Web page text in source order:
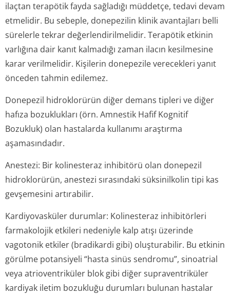
ilaçtan terapötik fayda sağladığı müddetçe, tedavi devam
etmelidir. Bu sebeple, donepezilin klinik avantajları belli
sürelerle tekrar değerlendiril­melidir. Terapötik etkinin
varlığına dair kanıt kalmadığı zaman ilacın kesilmesine
karar verilmelidir. Kişilerin donepezile verecekleri yanıt
önceden tahmin edilemez.
Donepezil hidroklorürün diğer demans tipleri ve diğer
hafıza bozuklukları (örn. Amnestik Hafif Kognitif
Bozukluk) olan hastalarda kullanımı araştırma
aşamasındadır.
Anestezi: Bir kolinesteraz inhibitörü olan donepezil
hidroklorürün, anestezi sırasındaki süksinilkolin tipi kas
gevşemesini artırabilir.
Kardiyovasküler durumlar: Kolinesteraz inhibitörleri
farmakolojik etkileri nedeniyle kalp atışı üzerinde
vagotonik etkiler (bradikardi gibi) oluşturabilir. Bu etkinin
görülme potansiyeli “hasta sinüs sendromu”, sinoatrial
veya atrioventriküler blok gibi diğer supraventriküler
kardiyak iletim bozukluğu durumları bulunan hastalar